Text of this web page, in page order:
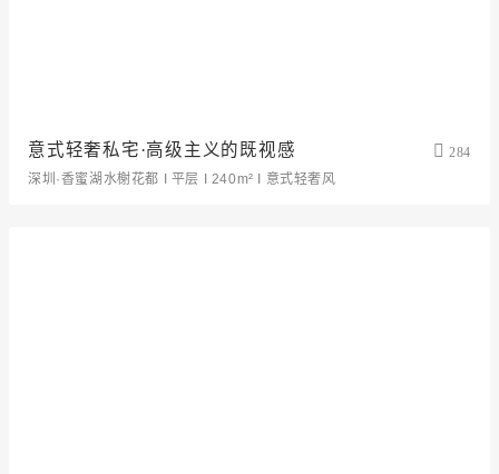
意式轻奢私宅·高级主义的既视感
284
深圳·香蜜湖水榭花都 I 平层 I 240m² I 意式轻奢风